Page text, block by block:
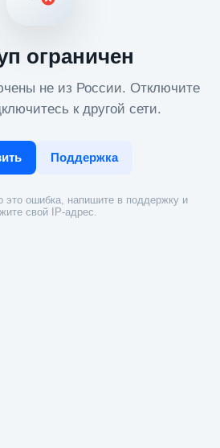
ограничен
не из России. Отключите
к другой сети.
Поддержка
это ошибка, напишите в поддержку и
свой IP-адрес.